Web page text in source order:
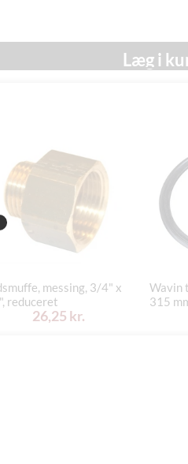
Læg i
messing, 3/4" x
reduceret
26,25 kr.
Wavin
315